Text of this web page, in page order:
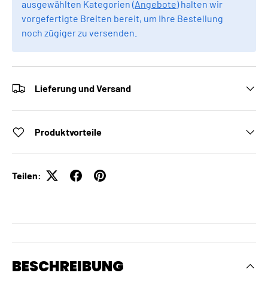
ausgewählten Kategorien (Angebote) halten wir
vorgefertigte Breiten bereit, um Ihre Bestellung
noch zügiger zu versenden.
Lieferung und Versand
Produktvorteile
Teilen:
BESCHREIBUNG